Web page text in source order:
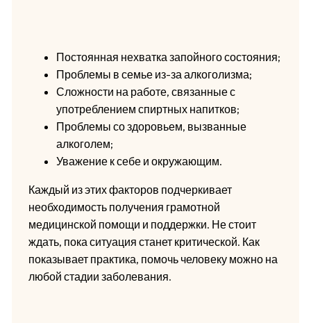
Постоянная нехватка запойного состояния;
Проблемы в семье из-за алкоголизма;
Сложности на работе, связанные с
употреблением спиртных напитков;
Проблемы со здоровьем, вызванные
алкоголем;
Уважение к себе и окружающим.
Каждый из этих факторов подчеркивает
необходимость получения грамотной
медицинской помощи и поддержки. Не стоит
ждать, пока ситуация станет критической. Как
показывает практика, помочь человеку можно на
любой стадии заболевания.